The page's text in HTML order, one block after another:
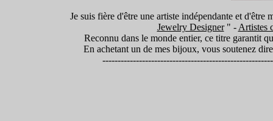
Je suis fière d'être une artiste indépendante et d'être
Jewelry Designer" - Artistes
Reconnu dans le monde entier, ce titre garantit
En achetant un de mes bijoux, vous soutenez